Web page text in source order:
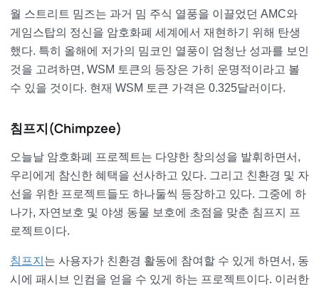
월 스트리트 밈즈는 과거 밈 주식 열풍을 이끌었던 AMC와
게임스탑의 정신을 암호화폐 세계에서 재현하기 위해 탄생
했다. 특히 올해에 저가의 밈코인 열풍이 엄청난 성과를 보인
것을 고려하면, WSM 토큰의 등장은 가히 운명적이라고 볼
수 있을 것이다. 현재 WSM 토큰 가격은 0.325달러이다.
침프지(Chimpzee)
오늘날 암호화폐 프로젝트는 다양한 창의성을 발휘하면서,
우리에게 참신한 혜택을 선사하고 있다. 그리고 친환경 및 자
선을 위한 프로젝트들도 하나둘씩 등장하고 있다. 그중에 하
나가, 자연보호 및 야생 동물 보호에 초점을 맞춘 침프지 프
로젝트이다.
침프지 는 사용자가 친환경 활동에 참여할 수 있게 하면서, 동
시에 패시브 인컴을 얻을 수 있게 하는 프로젝트이다. 이러한